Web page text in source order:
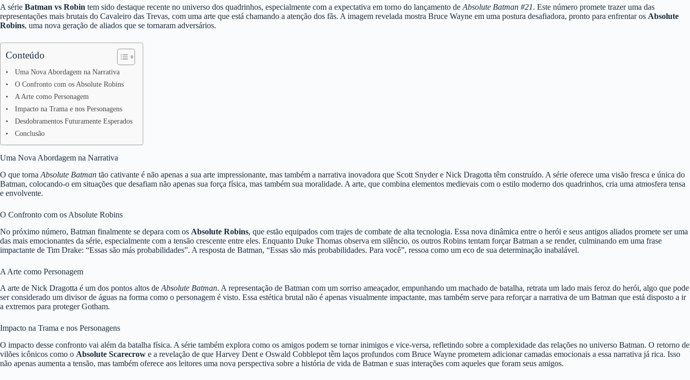
A série Batman vs Robin tem sido destaque recente no universo dos quadrinhos, especialmente com a expectativa em torno do lançamento de Absolute Batman #21. Este número promete trazer uma das
representações mais brutais do Cavaleiro das Trevas, com uma arte que está chamando a atenção dos fãs. A imagem revelada mostra Bruce Wayne em uma postura desafiadora, pronto para enfrentar os Absolute
Robins, uma nova geração de aliados que se tornaram adversários.
Conteúdo
Uma Nova Abordagem na Narrativa
O Confronto com os Absolute Robins
A Arte como Personagem
Impacto na Trama e nos Personagens
Desdobramentos Futuramente Esperados
Conclusão
Uma Nova Abordagem na Narrativa
O que torna Absolute Batman tão cativante é não apenas a sua arte impressionante, mas também a narrativa inovadora que Scott Snyder e Nick Dragotta têm construído. A série oferece uma visão fresca e única do
Batman, colocando-o em situações que desafiam não apenas sua força física, mas também sua moralidade. A arte, que combina elementos medievais com o estilo moderno dos quadrinhos, cria uma atmosfera tensa
e envolvente.
O Confronto com os Absolute Robins
No próximo número, Batman finalmente se depara com os Absolute Robins, que estão equipados com trajes de combate de alta tecnologia. Essa nova dinâmica entre o herói e seus antigos aliados promete ser uma
das mais emocionantes da série, especialmente com a tensão crescente entre eles. Enquanto Duke Thomas observa em silêncio, os outros Robins tentam forçar Batman a se render, culminando em uma frase
impactante de Tim Drake: “Essas são más probabilidades”. A resposta de Batman, “Essas são más probabilidades. Para você”, ressoa como um eco de sua determinação inabalável.
A Arte como Personagem
A arte de Nick Dragotta é um dos pontos altos de Absolute Batman. A representação de Batman com um sorriso ameaçador, empunhando um machado de batalha, retrata um lado mais feroz do herói, algo que pode
ser considerado um divisor de águas na forma como o personagem é visto. Essa estética brutal não é apenas visualmente impactante, mas também serve para reforçar a narrativa de um Batman que está disposto a ir
a extremos para proteger Gotham.
Impacto na Trama e nos Personagens
O impacto desse confronto vai além da batalha física. A série também explora como os amigos podem se tornar inimigos e vice-versa, refletindo sobre a complexidade das relações no universo Batman. O retorno de
vilões icônicos como o Absolute Scarecrow e a revelação de que Harvey Dent e Oswald Cobblepot têm laços profundos com Bruce Wayne prometem adicionar camadas emocionais a essa narrativa já rica. Isso
não apenas aumenta a tensão, mas também oferece aos leitores uma nova perspectiva sobre a história de vida de Batman e suas interações com aqueles que foram seus amigos.